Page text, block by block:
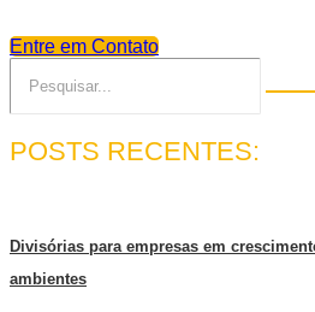
Entre em Contato
POSTS RECENTES:
Divisórias para empresas em
ambientes